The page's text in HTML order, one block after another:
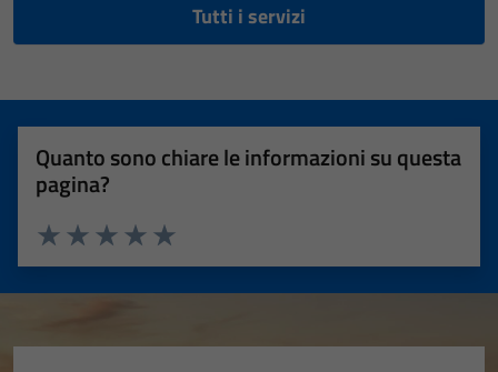
Tutti i servizi
Quanto sono chiare le informazioni su questa
pagina?
Valuta 5 stelle su 5
Valuta 4 stelle su 5
Valuta 3 stelle su 5
Valuta 2 stelle su 5
Valuta 1 stelle su 5